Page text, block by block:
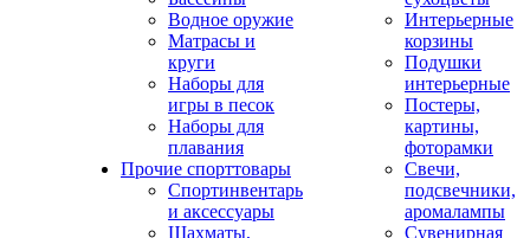
Водное оружие
Матрасы и
круги
Наборы для
игры в песок
Наборы для
плавания
Прочие спорттовары
Спортинвентарь
и аксессуары
Шахматы,
Интерьерные
корзины
Подушки
интерьерные
Постеры,
картины,
фоторамки
Свечи,
подсвечники,
аромалампы
Сувенирная